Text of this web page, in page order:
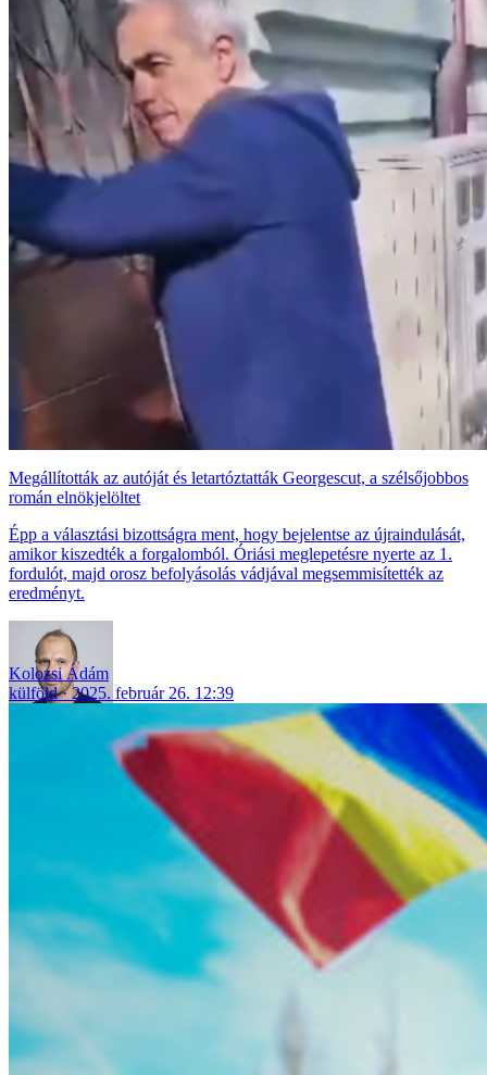
Megállították az autóját és letartóztatták Georgescut, a szélsőjobbos
román elnökjelöltet
Épp a választási bizottságra ment, hogy bejelentse az újraindulását,
amikor kiszedték a forgalomból. Óriási meglepetésre nyerte az 1.
fordulót, majd orosz befolyásolás vádjával megsemmisítették az
eredményt.
Kolozsi Ádám
külföld
2025. február 26. 12:39